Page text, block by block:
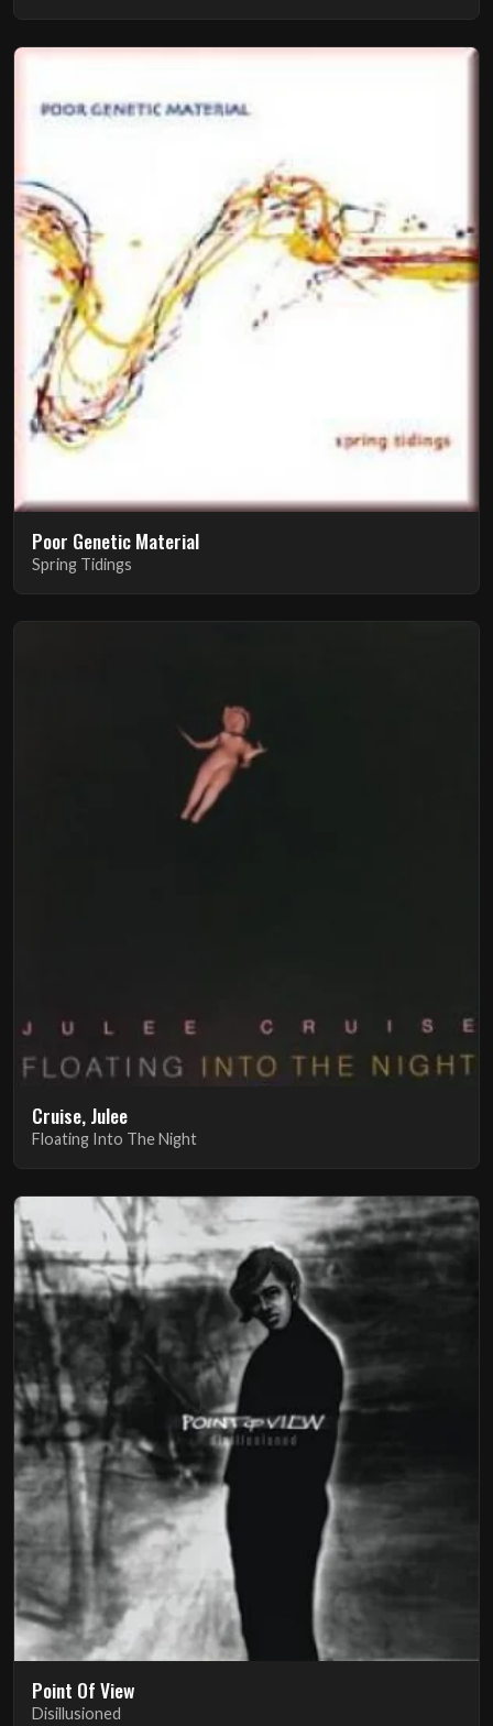
Poor Genetic Material
Spring Tidings
Cruise, Julee
Floating Into The Night
Point Of View
Disillusioned